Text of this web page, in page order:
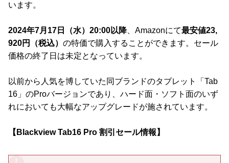
います。
2024年7月17日（水）20:00以降、Amazonにて最安値23,
920円（税込） の特価で購入することができます。セール
価格の終了日は未定となっています。
以前から人気を博していた同ブランドのタブレット「Tab
16」のProバージョンであり、ハード面・ソフト面のいず
れにおいても大幅なアップグレードが施されています。
【Blackview Tab16 Pro 割引セール情報】